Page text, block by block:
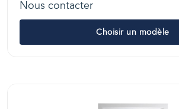
Nous contacter
Choisir un modèle